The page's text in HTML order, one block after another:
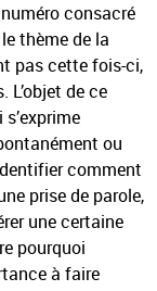
consacré
thème de la
pas cette fois-ci,
L’objet de ce
ou
comment
prise de parole,
une certaine
pourquoi
à faire